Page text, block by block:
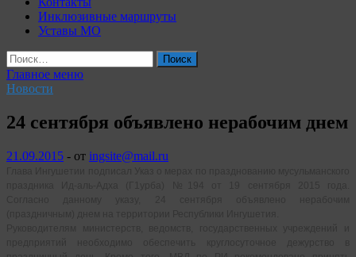
Инклюзивные маршруты
Уставы МО
Найти:
Главное меню
Новости
24 сентября объявлено нерабочим днем
21.09.2015 - от ingsite@mail.ru